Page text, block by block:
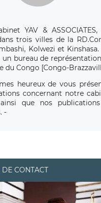
YAV & ASSOCIATES,
trois villes de la
Kolwezi et Kinshasa.
bureau de repré
du Congo [Congo-
heureux de vous
concernant notre
que nos
-
CONTACT